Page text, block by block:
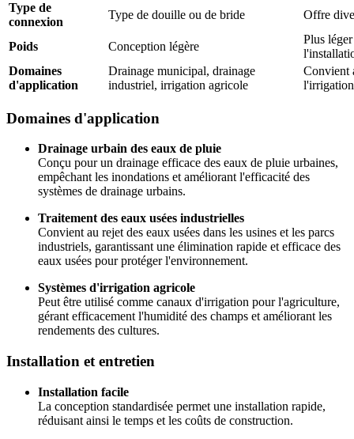
Type de
connexion
Type de douille ou de bride Offre
Poids Conception légère
Plus
Domaines
d'application
Drainage municipal, drainage
industriel, irrigation agricole
Convient
Domaines d'application
Drainage urbain des eaux de pluie
Conçu pour un drainage efficace des eaux de pluie urbaines,
empêchant les inondations et améliorant l'efficacité des
systèmes de drainage urbains.
Traitement des eaux usées industrielles
Convient au rejet des eaux usées dans les usines et les parcs
industriels, garantissant une élimination rapide et efficace des
eaux usées pour protéger l'environnement.
Systèmes d'irrigation agricole
Peut être utilisé comme canaux d'irrigation pour l'agriculture,
gérant efficacement l'humidité des champs et améliorant les
rendements des cultures.
Installation et entretien
Installation facile
La conception standardisée permet une installation rapide,
réduisant ainsi le temps et les coûts de construction.